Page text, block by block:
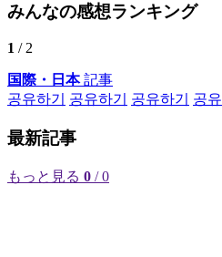
みんなの感想ランキング
1 / 2
国際・日本記事
공유하기
공유하기 공유하기 공
最新記事
もっと見る 0 / 0